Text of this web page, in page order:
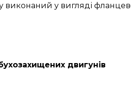
виконаний у вигляді
двигунів